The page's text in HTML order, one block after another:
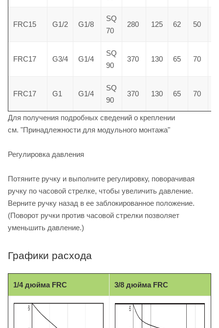
FRC15 G1/2 G1/8
SQ
70
280 125 62 50
FRC17 G3/4 G1/4
SQ
90
370 130 65 70
FRC17 G1 G1/4
SQ
90
370 130 65 70
Для получения подробных сведений о креплении
см. "Принадлежности для модульного монтажа"
Регулировка давления
Потяните ручку и выполните регулировку, поворачивая
ручку по часовой стрелке, чтобы увеличить давление.
Верните ручку назад в ее заблокированное положение.
(Поворот ручки против часовой стрелки позволяет
уменьшить давление.)
Графики расхода
1/4 дюйма FRC 3/8 дюйма FRC